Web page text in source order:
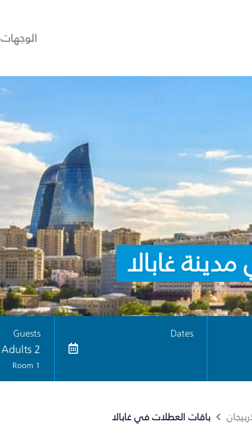
الوجهات
غابالا
Dates
Guests
2 Adults
1 Room
باقات العطلات في غابالا